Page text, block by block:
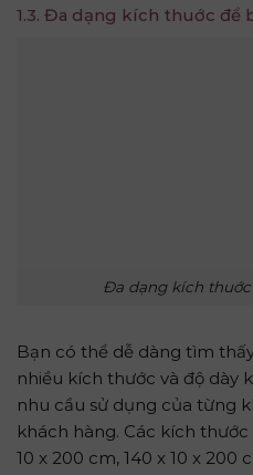
1.3. Đa dạng kích thuớc để
Đa dạng kích
Bạn có thể dễ dàng tìm
nhiều kích thước và độ dày
nhu cầu sử dụng của từng
khách hàng. Các kích
10 x 200 cm, 140 x 10 x 200